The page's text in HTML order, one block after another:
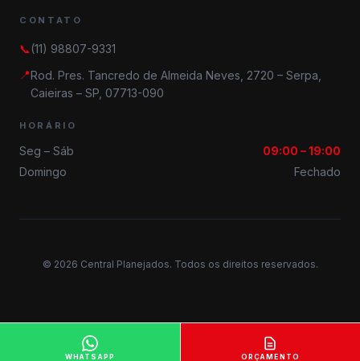
CONTATO
📞(11) 98807-9331
📍Rod. Pres. Tancredo de Almeida Neves, 2720 – Serpa,
Caieiras – SP, 07713-090
HORÁRIO
Seg – Sáb
09:00 – 19:00
Domingo
Fechado
© 2026 Central Planejados. Todos os direitos reservados.
WHATSAPP ORÇAMENTO